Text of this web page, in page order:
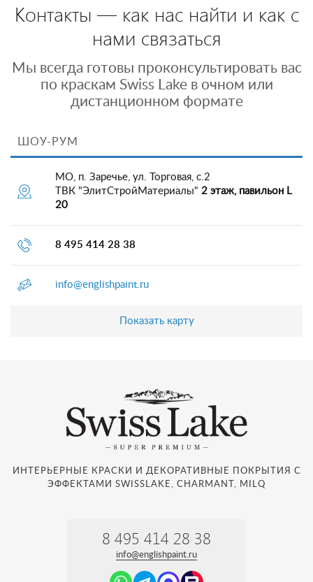
Контакты — как нас найти и как с
нами связаться
Мы всегда готовы проконсультировать вас
по краскам Swiss Lake в очном или
дистанционном формате
ШОУ-РУМ
МО, п. Заречье, ул. Торговая, с.2
ТВК "ЭлитСтройМатериалы" 2 этаж, павильон L
20
8 495 414 28 38
info@englishpaint.ru
Показать карту
ИНТЕРЬЕРНЫЕ КРАСКИ И ДЕКОРАТИВНЫЕ ПОКРЫТИЯ С
ЭФФЕКТАМИ SWISSLAKE, CHARMANT, MILQ
8 495 414 28 38
info@englishpaint.ru